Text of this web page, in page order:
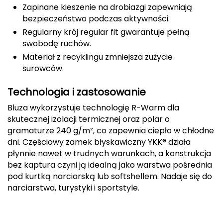
Coleman
Columbia
Comodo
DUNLOP
Darn Tough
Deuter
Dolomite
E
Zapinane kieszenie na drobiazgi zapewniają
bezpieczeństwo podczas aktywności.
Regularny krój regular fit gwarantuje pełną
swobodę ruchów.
Materiał z recyklingu zmniejsza zużycie
surowców.
Technologia i zastosowanie
Bluza wykorzystuje technologię R-Warm dla
skutecznej izolacji termicznej oraz polar o
gramaturze 240 g/m², co zapewnia ciepło w chłodne
dni. Częściowy zamek błyskawiczny YKK® działa
płynnie nawet w trudnych warunkach, a konstrukcja
bez kaptura czyni ją idealną jako warstwa pośrednia
pod kurtką narciarską lub softshellem. Nadaje się do
narciarstwa, turystyki i sportstyle.